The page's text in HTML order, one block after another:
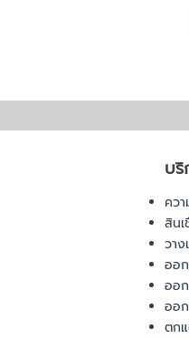
บ
คว
สิน
วา
ออ
ออ
ออ
ตก